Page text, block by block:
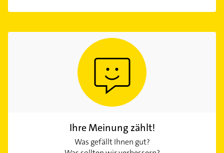
Ihre Meinung zählt!
Was gefällt Ihnen gut?